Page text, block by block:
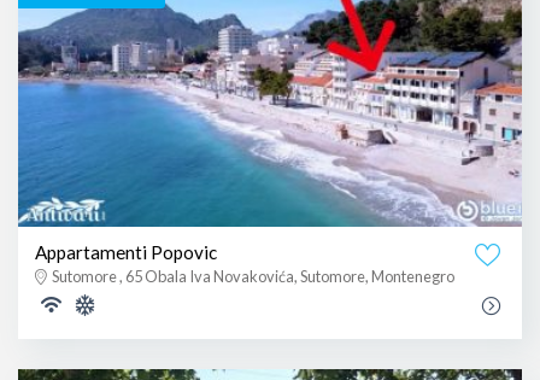
Appartamenti Popovic
Sutomore , 65 Obala Iva Novakovića, Sutomore, Montenegro